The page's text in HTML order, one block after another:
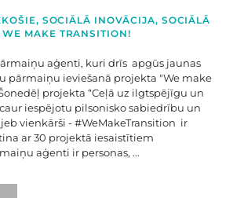
, SOCIĀLĀ INOVĀCIJA, SOCIĀLĀ
WE MAKE TRANSITION!
aģenti, kuri drīs apgūs jaunas
pārmaiņu ieviešanā projekta "We make
projekta “Ceļā uz ilgtspējīgu un
iespējotu pilsonisko sabiedrību un
vienkārši - #WeMakeTransition ir
ar 30 projektā iesaistītiem
aģenti ir personas, ...